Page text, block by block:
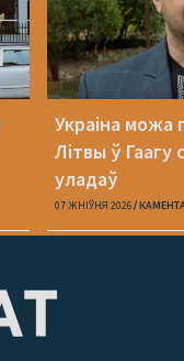
Украіна можа
Літвы ў Гаагу
уладаў
07 ЖНІЎНЯ 2026